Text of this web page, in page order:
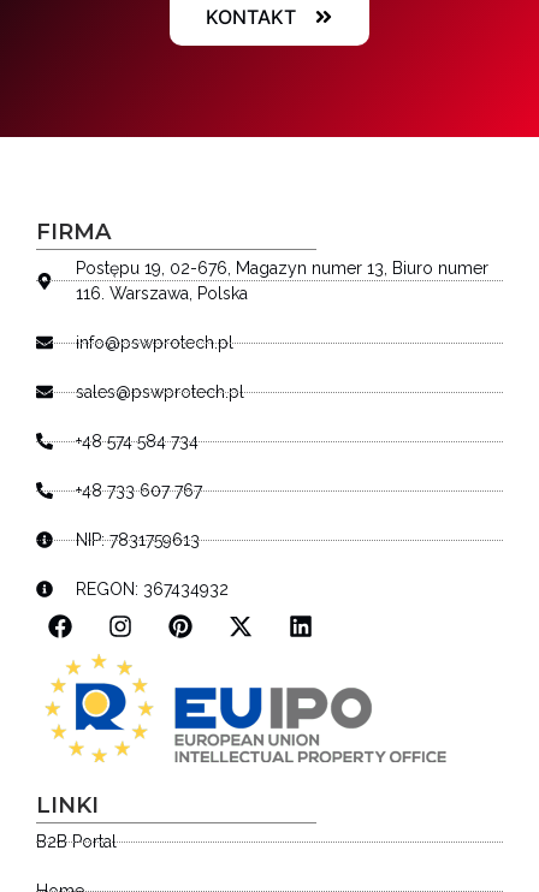
KONTAKT
FIRMA
Postępu 19, 02-676, Magazyn numer 13, Biuro numer
116. Warszawa, Polska
info@pswprotech.pl
sales@pswprotech.pl
+48 574 584 734
+48 733 607 767
NIP: 7831759613
REGON: 367434932
LINKI
B2B Portal